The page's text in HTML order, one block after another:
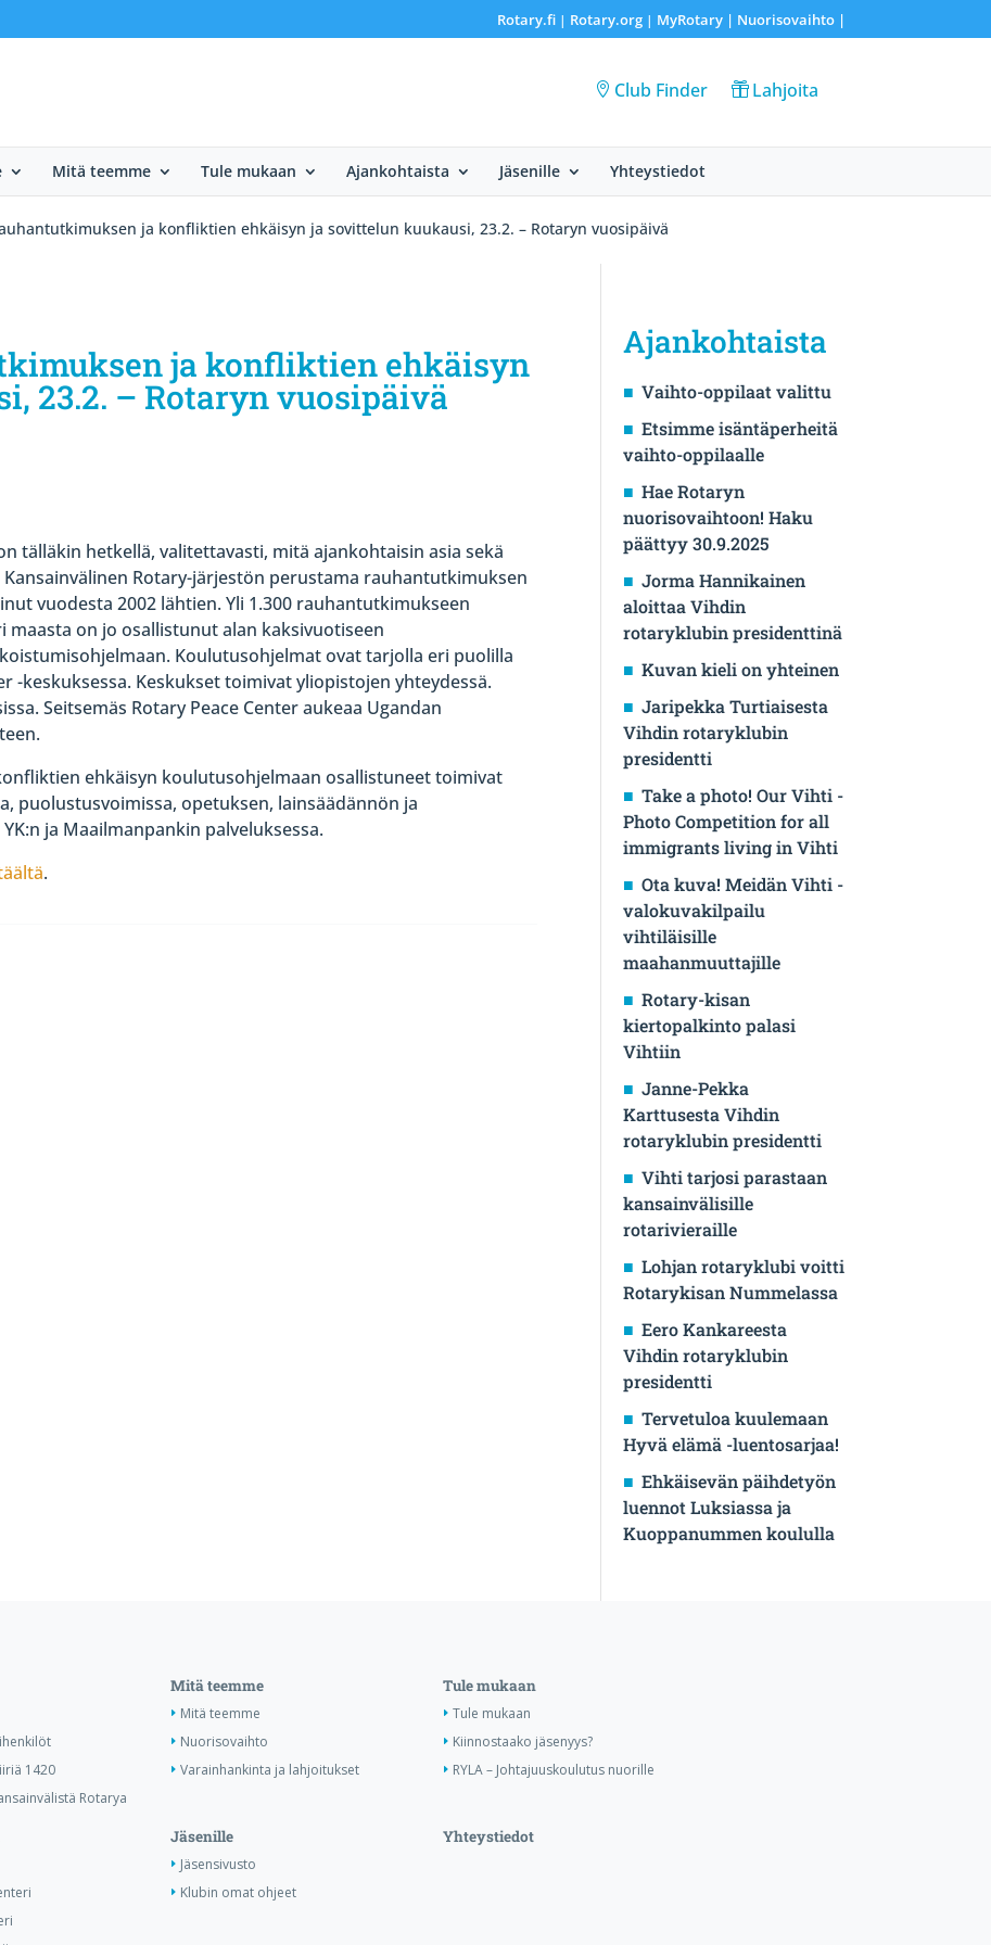
Rotary.fi| Rotary.org| MyRotary | Nuorisovaihto|
Club Finder Lahjoita
Mitä teemme Tule mukaan Ajankohtaista Jäsenille Yhteystiedot
ja konfliktien ehkäisyn ja sovittelun kuukausi, 23.2. – Rotaryn vuosipäivä
ja konfliktien ehkäisyn
23.2. – Rotaryn vuosipäivä
tälläkin hetkellä, valitettavasti, mitä ajankohtaisin asia sekä
Rotary-järjestön perustama rauhantutkimuksen
vuodesta 2002 lähtien. Yli 1.300 rauhantutkimukseen
on jo osallistunut alan kaksivuotiseen
Koulutusohjelmat ovat tarjolla eri puolilla
-keskuksessa. Keskukset toimivat yliopistojen yhteydessä.
Seitsemäs Rotary Peace Center aukeaa Ugandan
ehkäisyn koulutusohjelmaan osallistuneet toimivat
puolustusvoimissa, opetuksen, lainsäädännön ja
ja Maailmanpankin palveluksessa.
.
Ajankohtaista
Vaihto-oppilaat valittu
Etsimme isäntäperheitä
vaihto-oppilaalle
Hae Rotaryn
nuorisovaihtoon! Haku
päättyy 30.9.2025
Jorma Hannikainen
aloittaa Vihdin
rotaryklubin presidenttinä
Kuvan kieli on yhteinen
Jaripekka Turtiaisesta
Vihdin rotaryklubin
presidentti
Take a photo! Our Vihti -
Photo Competition for all
immigrants living in Vihti
Ota kuva! Meidän Vihti -
valokuvakilpailu
vihtiläisille
maahanmuuttajille
Rotary-kisan
kiertopalkinto palasi
Vihtiin
Janne-Pekka
Karttusesta Vihdin
rotaryklubin presidentti
Vihti tarjosi parastaan
kansainvälisille
rotarivieraille
Lohjan rotaryklubi voitti
Rotarykisan Nummelassa
Eero Kankareesta
Vihdin rotaryklubin
presidentti
Tervetuloa kuulemaan
Hyvä elämä -luentosarjaa!
Ehkäisevän päihdetyön
luennot Luksiassa ja
Kuoppanummen koululla
1420
Rotarya
Mitä teemme
Mitä teemme
Nuorisovaihto
Varainhankinta ja lahjoitukset
Tule mukaan
Tule mukaan
Kiinnostaako jäsenyys?
RYLA – Johtajuuskoulutus nuorille
Jäsenille
Jäsensivusto
Klubin omat ohjeet
Yhteystiedot